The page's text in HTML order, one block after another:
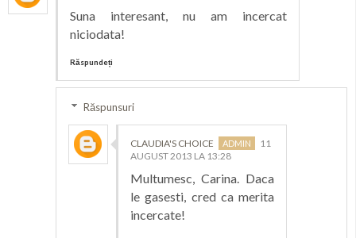
Suna interesant, nu am incercat
niciodata!
Răspundeți
Răspunsuri
CLAUDIA'S CHOICE
11
AUGUST 2013 LA 13:28
Multumesc, Carina. Daca
le gasesti, cred ca merita
incercate!